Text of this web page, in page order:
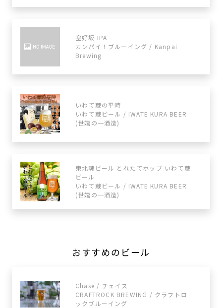
空好坂 IPA
カンパイ！ブルーイング / Kanpai
Brewing
いわて蔵の平時
いわて蔵ビール / IWATE KURA BEER
(世嬉の一酒造)
東北魂ビール とれたてホップ いわて蔵
ビール
いわて蔵ビール / IWATE KURA BEER
(世嬉の一酒造)
おすすめのビール
Chase / チェイス
CRAFTROCK BREWING / クラフトロ
ックブルーイング